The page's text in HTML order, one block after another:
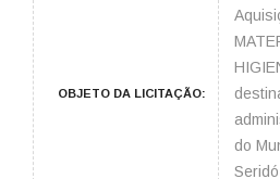
OBJETO DA LICITAÇÃO:
do